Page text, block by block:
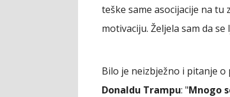
teške same asocijacije na
motivaciju. Željela sam da
Bilo je neizbježno i pitanje o
Donaldu Trampu: "Mnogo